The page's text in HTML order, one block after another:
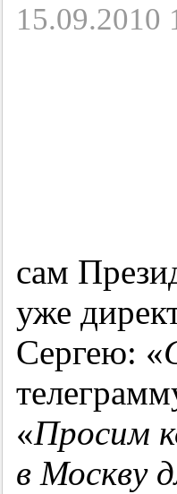
15.09.2010
сам
уже
Сергею: «
«Просим
в Москву